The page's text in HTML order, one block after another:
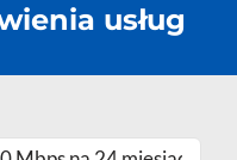
usług